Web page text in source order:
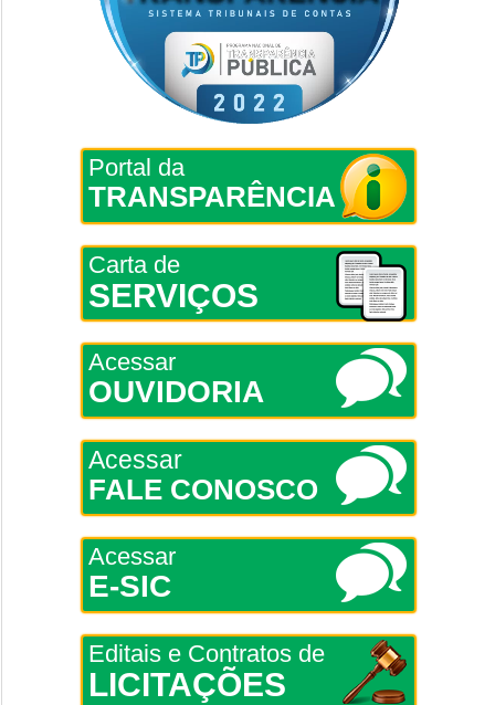
Portal da
TRANSPARÊNCIA
Carta de
SERVIÇOS
Acessar
OUVIDORIA
Acessar
FALE CONOSCO
Acessar
E-SIC
Editais e Contratos de
LICITAÇÕES